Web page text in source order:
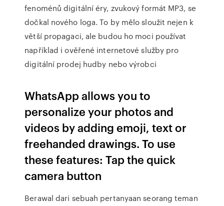
fenoménů digitální éry, zvukový formát MP3, se
dočkal nového loga. To by mělo sloužit nejen k
větší propagaci, ale budou ho moci používat
například i ověřené internetové služby pro
digitální prodej hudby nebo výrobci
WhatsApp allows you to
personalize your photos and
videos by adding emoji, text or
freehanded drawings. To use
these features: Tap the quick
camera button
Berawal dari sebuah pertanyaan seorang teman